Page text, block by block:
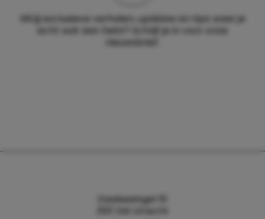
Wil jij exclusieve verhalen, updates en tips waar je
echt wat aan hebt? Schrijf je in voor onze
nieuwsbrief.
Daalsesingel 51
3511 SW Utrecht